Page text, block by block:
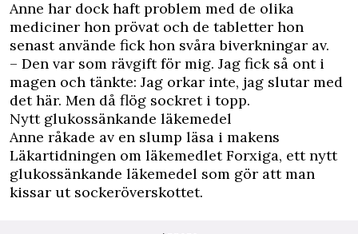
Anne har dock haft problem med de olika
mediciner hon prövat och de tabletter hon
senast använde fick hon svåra biverkningar av.
– Den var som rävgift för mig. Jag fick så ont i
magen och tänkte: Jag orkar inte, jag slutar med
det här. Men då flög sockret i topp.
Nytt glukossänkande läkemedel
Anne råkade av en slump läsa i makens
Läkartidningen om läkemedlet Forxiga, ett nytt
glukossänkande läkemedel som gör att man
kissar ut sockeröverskottet.